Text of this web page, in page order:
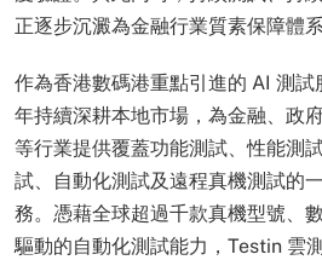
正逐步沉澱為金融行業質素保障體
作為香港數碼港重點引進的 AI 測
年持續深耕本地市場，為金融、政
等行業提供覆蓋功能測試、性能測
試、自動化測試及遠程真機測試的
務。憑藉全球超過千款真機型號、
驅動的自動化測試能力，Testin 雲